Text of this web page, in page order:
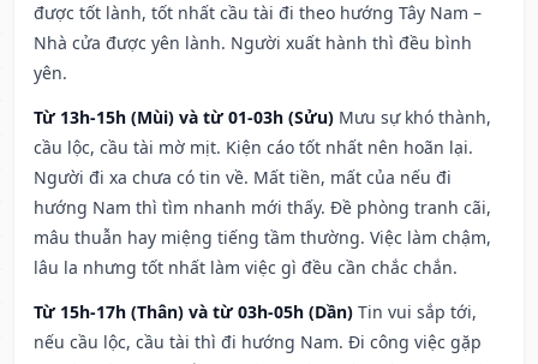
được tốt lành, tốt nhất cầu tài đi theo hướng Tây Nam –
Nhà cửa được yên lành. Người xuất hành thì đều bình
yên.
Từ 13h-15h (Mùi) và từ 01-03h (Sửu) Mưu sự khó thành,
cầu lộc, cầu tài mờ mịt. Kiện cáo tốt nhất nên hoãn lại.
Người đi xa chưa có tin về. Mất tiền, mất của nếu đi
hướng Nam thì tìm nhanh mới thấy. Đề phòng tranh cãi,
mâu thuẫn hay miệng tiếng tầm thường. Việc làm chậm,
lâu la nhưng tốt nhất làm việc gì đều cần chắc chắn.
Từ 15h-17h (Thân) và từ 03h-05h (Dần) Tin vui sắp tới,
nếu cầu lộc, cầu tài thì đi hướng Nam. Đi công việc gặp